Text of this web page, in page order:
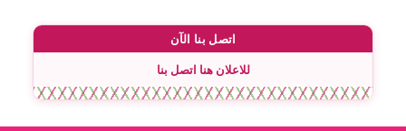
اتصل بنا الآن
للاعلان هنا اتصل بنا